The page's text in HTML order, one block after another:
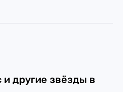
другие звёзды в